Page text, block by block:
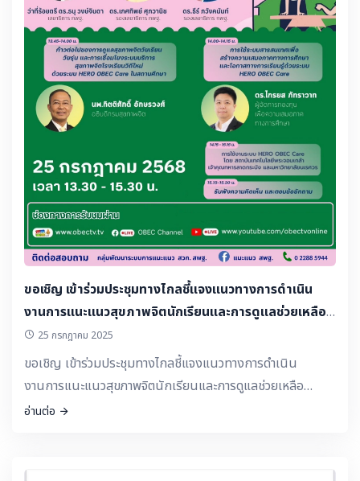
ภัทริยาวรรณ พันธุ์น้อย ผู้ช่วยเลขาธิการ กพฐ. และผู้อำนวยการ
สำนักต่างๆ ของ สพฐ. เข้าร่วมพิธี ณ หอประชุมคุรุสภา
กระทรวงศึกษาธิการ
ขอเชิญ เข้าร่วมประชุมทางไกลชี้แจงแนวทางการดำเนิน
งานการแนะแนวสุขภาพจิตนักเรียนและการดูแลช่วยเหลือ
นักเรียนในสถานศึกษา สังกัดสำนักงานคณะกรรมการการ
ศึกษาขั้นพื้นฐาน และพัฒนาผู้รับผิดชอบงาน HERO OBEC
Care ระดับเขตพื้นที่การศึกษาและสถานศึกษา ปีการศึกษา
2568
25 กรกฎาคม 2025
ขอเชิญ เข้าร่วมประชุมทางไกลชี้แจงแนวทางการดำเนิน
งานการแนะแนวสุขภาพจิตนักเรียนและการดูแลช่วยเหลือ
นักเรียนในสถานศึกษา สังกัดสำนักงานคณะกรรมการการ
2568
อ่านต่อ